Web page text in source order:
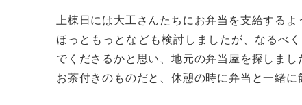
上棟日には大工さんたちにお弁当を支給する
ほっともっとなども検討しましたが、なるべ
でくださるかと思い、地元の弁当屋を探しまし
お茶付きのものだと、休憩の時に弁当と一緒に